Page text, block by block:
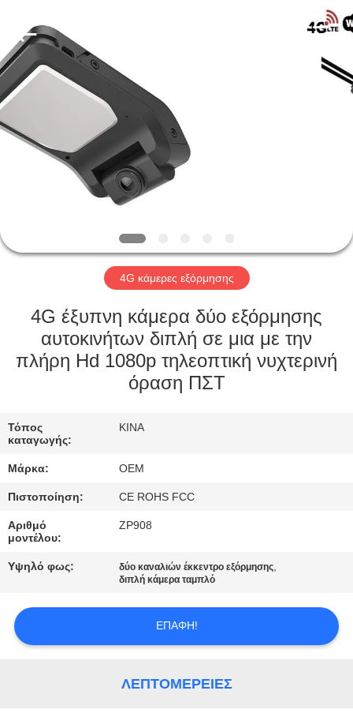
ΣΠΊΤΙ
ΠΡΟΪΌΝΤΑ
ΒΊΝΤΕΟ
ΕΚΠΟΜΠΉ
VR
ΣΧΕΤΙΚΆ
ΕΜΆΣ
ΣΤΟ
ΕΡΓΟΣΤΆΣΙΟ
ΈΛΕΓΧΟΣ
ΠΟΙΌΤΗΤΑΣ
ΕΠΙΚΟΙΝΩΝΉΣΤΕ
ΜΑΖΊ
ΜΑΣ
Rights
Reserved.
4G κάμερες εξόρμησης
4G έξυπνη κάμερα δύο εξόρμησης
αυτοκινήτων διπλή σε μια με την
πλήρη Hd 1080p τηλεοπτική νυχτερινή
όραση ΠΣΤ
Τόπος
καταγωγής:
ΚΙΝΑ
Μάρκα: OEM
Πιστοποίηση: CE ROHS FCC
Αριθμό
μοντέλου:
ZP908
Υψηλό φως: δύο καναλιών έκκεντρο εξόρμησης,
διπλή κάμερα ταμπλό
ΕΠΑΦΉ!
ΛΕΠΤΟΜΈΡΕΙΕΣ